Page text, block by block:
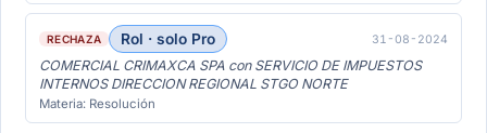
RECHAZA Rol · solo Pro 31-08-2024
COMERCIAL CRIMAXCA SPA con SERVICIO DE IMPUESTOS
INTERNOS DIRECCION REGIONAL STGO NORTE
Materia: Resolución